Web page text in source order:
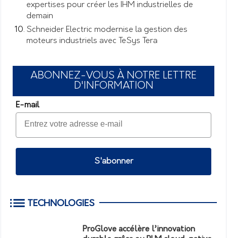
expertises pour créer les IHM industrielles de
demain
Schneider Electric modernise la gestion des
moteurs industriels avec TeSys Tera
ABONNEZ-VOUS À NOTRE LETTRE
D'INFORMATION
E-mail
S'abonner
TECHNOLOGIES
ProGlove accélère l’innovation